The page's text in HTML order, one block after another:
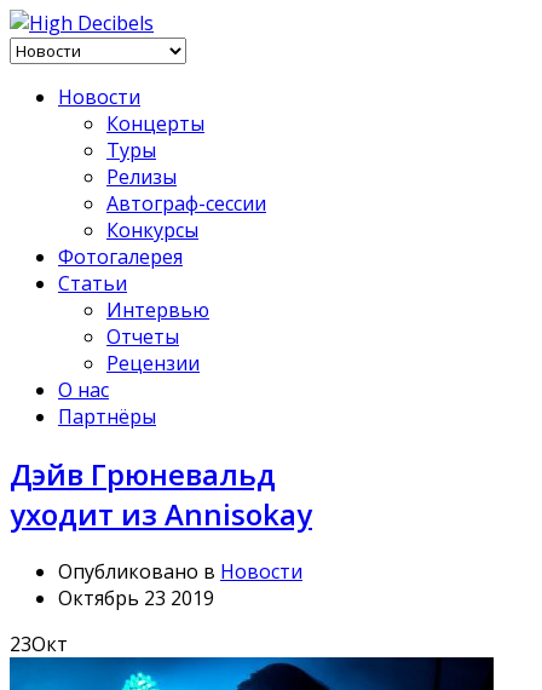
Новости
Концерты
Туры
Релизы
Автограф-сессии
Конкурсы
Фотогалерея
Статьи
Интервью
Отчеты
Рецензии
О нас
Партнёры
Дэйв Грюневальд
уходит из Annisokay
Опубликовано в Новости
Октябрь 23 2019
23Окт